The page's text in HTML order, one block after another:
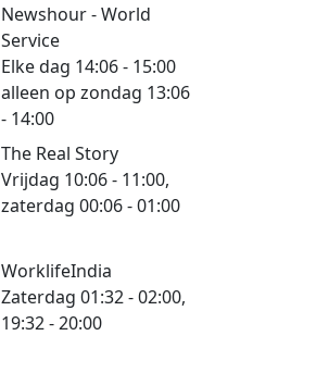
Newshour - World
Service
Elke dag 14:06 - 15:00
alleen op zondag 13:06
- 14:00
The Real Story
Vrijdag 10:06 - 11:00,
zaterdag 00:06 - 01:00
WorklifeIndia
Zaterdag 01:32 - 02:00,
19:32 - 20:00